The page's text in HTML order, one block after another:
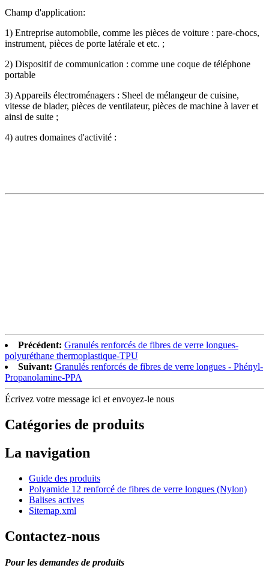
Champ d'application:
1) Entreprise automobile, comme les pièces de voiture : pare-chocs,
instrument, pièces de porte latérale et etc. ;
2) Dispositif de communication : comme une coque de téléphone
portable
3) Appareils électroménagers : Sheel de mélangeur de cuisine,
vitesse de blader, pièces de ventilateur, pièces de machine à laver et
ainsi de suite ;
4) autres domaines d'activité :
Précédent: Granulés renforcés de fibres de verre longues-
polyuréthane thermoplastique-TPU
Suivant: Granulés renforcés de fibres de verre longues - Phényl-
Propanolamine-PPA
Écrivez votre message ici et envoyez-le nous
Catégories de produits
La navigation
Guide des produits
Polyamide 12 renforcé de fibres de verre longues (Nylon)
Balises actives
Sitemap.xml
Contactez-nous
Pour les demandes de produits